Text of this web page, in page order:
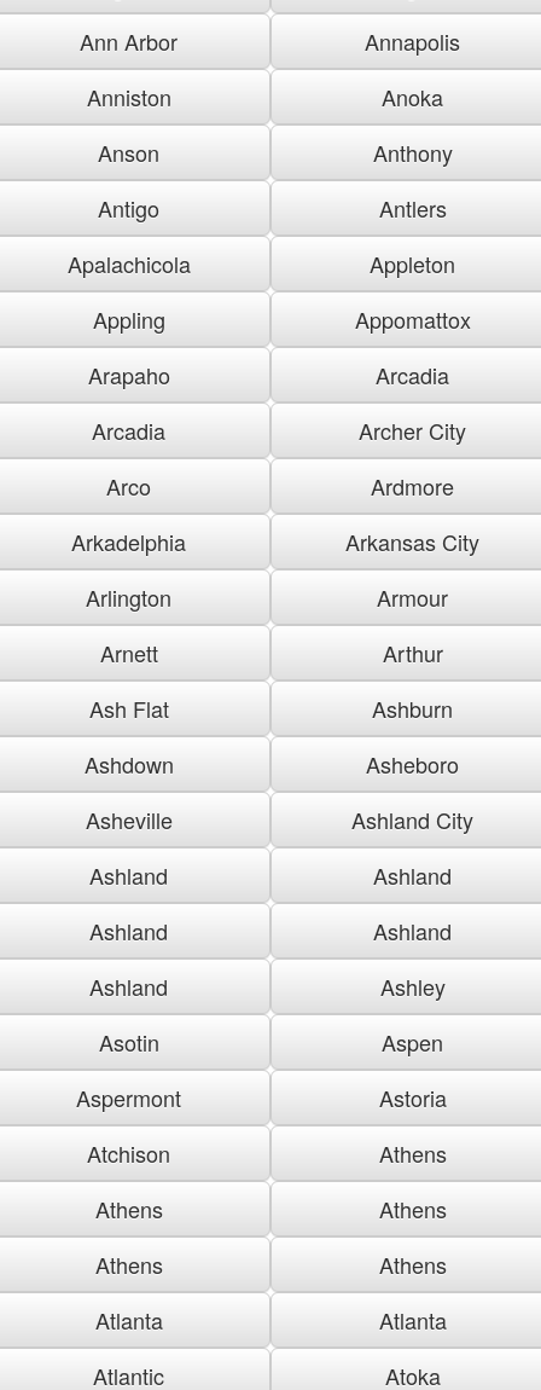
Ann Arbor
Annapolis
Anniston
Anoka
Anson
Anthony
Antigo
Antlers
Apalachicola
Appleton
Appling
Appomattox
Arapaho
Arcadia
Arcadia
Archer City
Arco
Ardmore
Arkadelphia
Arkansas City
Arlington
Armour
Arnett
Arthur
Ash Flat
Ashburn
Ashdown
Asheboro
Asheville
Ashland City
Ashland
Ashland
Ashland
Ashland
Ashland
Ashley
Asotin
Aspen
Aspermont
Astoria
Atchison
Athens
Athens
Athens
Athens
Athens
Atlanta
Atlanta
Atlantic
Atoka